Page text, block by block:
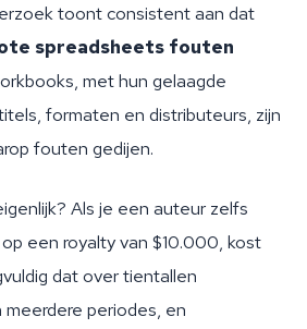
toont consistent aan dat
spreadsheets fouten
met hun gelaagde
formaten en distributeurs, zijn
fouten gedijen.
Als je een auteur zelfs
een royalty van $10.000, kost
dat over tientallen
periodes, en